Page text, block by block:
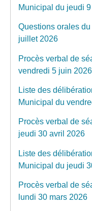
Municipal du jeudi
Questions orales
juillet 2026
Procès verbal de
vendredi 5 juin 2026
Liste des
Municipal du
Procès verbal de
jeudi 30 avril 2026
Liste des
Municipal du jeudi
Procès verbal de
lundi 30 mars 2026